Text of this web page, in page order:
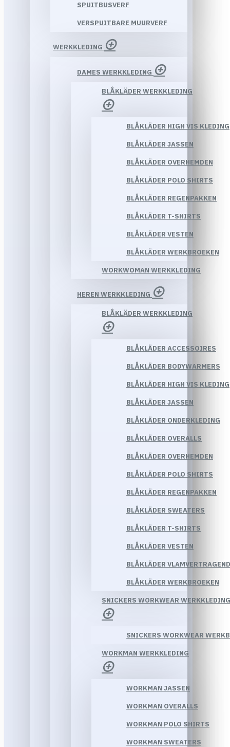
SPUITBUSVERF
VERSPUITBARE MUURVERF
WERKKLEDING
DAMES WERKKLEDING
BLÅKLÄDER WERKKLEDING
BLÅKLÄDER HIGH VIS KLEDING
BLÅKLÄDER JASSEN
BLÅKLÄDER OVERHEMDEN
BLÅKLÄDER POLO SHIRTS
BLÅKLÄDER REGENPAKKEN
BLÅKLÄDER T-SHIRTS
BLÅKLÄDER VESTEN
BLÅKLÄDER WERKBROEKEN
WORKWOMAN WERKKLEDING
HEREN WERKKLEDING
BLÅKLÄDER WERKKLEDING
BLÅKLÄDER ACCESSOIRES
BLÅKLÄDER BODYWARMERS
BLÅKLÄDER HIGH VIS KLEDING
BLÅKLÄDER JASSEN
BLÅKLÄDER ONDERKLEDING
BLÅKLÄDER OVERALLS
BLÅKLÄDER OVERHEMDEN
BLÅKLÄDER POLO SHIRTS
BLÅKLÄDER REGENPAKKEN
BLÅKLÄDER SWEATERS
BLÅKLÄDER T-SHIRTS
BLÅKLÄDER VESTEN
BLÅKLÄDER
BLÅKLÄDER WERKBROEKEN
SNICKERS WORKWEAR WERKKLEDING
SNICKERS WORKWEAR
WORKMAN WERKKLEDING
WORKMAN JASSEN
WORKMAN OVERALLS
WORKMAN POLO SHIRTS
WORKMAN SWEATERS